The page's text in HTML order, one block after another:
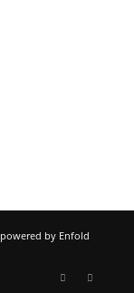
powered by Enfold